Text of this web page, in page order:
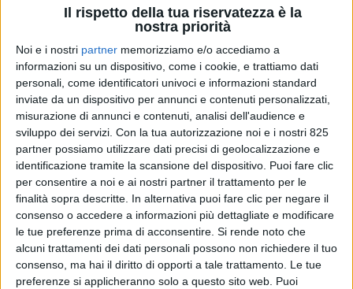
Il rispetto della tua riservatezza è la
nostra priorità
Noi e i nostri partner memorizziamo e/o accediamo a
informazioni su un dispositivo, come i cookie, e trattiamo dati
personali, come identificatori univoci e informazioni standard
inviate da un dispositivo per annunci e contenuti personalizzati,
misurazione di annunci e contenuti, analisi dell'audience e
sviluppo dei servizi. Con la tua autorizzazione noi e i nostri 825
partner possiamo utilizzare dati precisi di geolocalizzazione e
identificazione tramite la scansione del dispositivo. Puoi fare clic
per consentire a noi e ai nostri partner il trattamento per le
finalità sopra descritte. In alternativa puoi fare clic per negare il
consenso o accedere a informazioni più dettagliate e modificare
le tue preferenze prima di acconsentire. Si rende noto che
alcuni trattamenti dei dati personali possono non richiedere il tuo
consenso, ma hai il diritto di opporti a tale trattamento. Le tue
preferenze si applicheranno solo a questo sito web. Puoi
Scende anche nel 2025
(68,6%) la quota di traffici
ferroviari sulle Alpi svizzere
TRASPORTI 13 MARZO 2026